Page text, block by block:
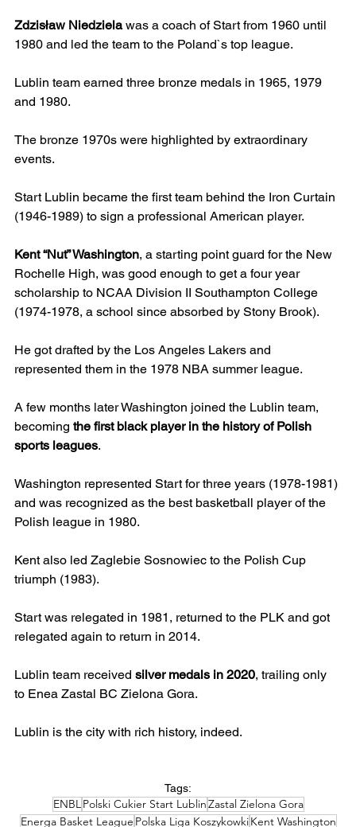
Zdzisław Niedziela was a coach of Start from 1960 until
1980 and led the team to the Poland`s top league.
Lublin team earned three bronze medals in 1965, 1979
and 1980.
The bronze 1970s were highlighted by extraordinary
events.
Start Lublin became the first team behind the Iron Curtain
(1946-1989) to sign a professional American player.
Kent “Nut” Washington, a starting point guard for the New
Rochelle High, was good enough to get a four year
scholarship to NCAA Division II Southampton College
(1974-1978, a school since absorbed by Stony Brook).
He got drafted by the Los Angeles Lakers and
represented them in the 1978 NBA summer league.
A few months later Washington joined the Lublin team,
becoming the first black player in the history of Polish
sports leagues.
Washington represented Start for three years (1978-1981)
and was recognized as the best basketball player of the
Polish league in 1980.
Kent also led Zaglebie Sosnowiec to the Polish Cup
triumph (1983).
Start was relegated in 1981, returned to the PLK and got
relegated again to return in 2014.
Lublin team received silver medals in 2020, trailing only
to Enea Zastal BC Zielona Gora.
Lublin is the city with rich history, indeed.
Tags:
ENBLPolski Cukier Start LublinZastal Zielona Gora
Energa Basket League Polska Liga KoszykowkiKent Washington